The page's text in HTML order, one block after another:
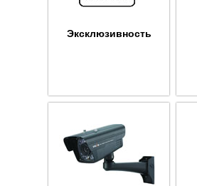
Эксклюзивность